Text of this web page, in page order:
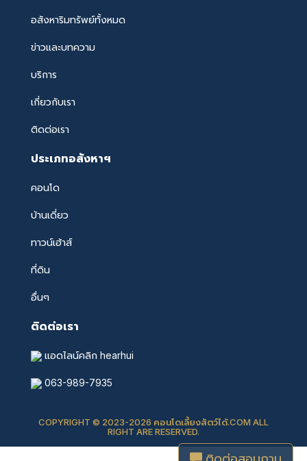
อสังหาริมทรัพย์ทั้งหมด
ข่าวและบทความ
บริการ
เกี่ยวกับเรา
ติดต่อเรา
ประเภทอสังหาฯ
คอนโด
บ้านเดี่ยว
ทาวน์เฮ้าส์
ที่ดิน
อื่นๆ
ติดต่อเรา
แอดไลน์คลิก hearhui
063-989-7935
COPYRIGHT © 2023-2026 คอนโดเลี้ยงสัตว์ได้.COM ALL
RIGHT ARE RESERVED.